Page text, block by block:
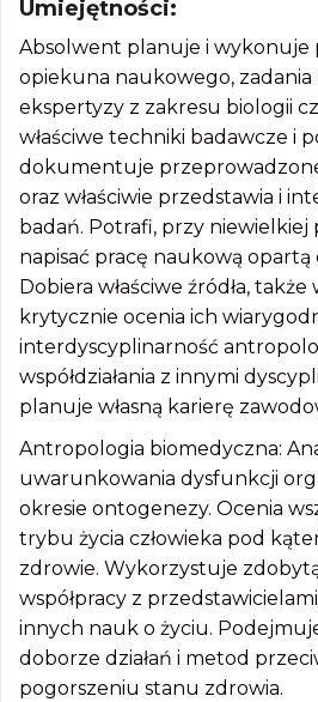
Umiejętności:
Absolwent planuje i wykonuje
opiekuna naukowego,
ekspertyzy z zakresu biologii
właściwe techniki badawcze i
dokumentuje
oraz właściwie przedstawia i
badań. Potrafi, przy niewielkiej
napisać pracę naukową opartą
Dobiera właściwe źródła,
krytycznie ocenia ich
interdyscyplinarność
współdziałania z innymi
planuje własną karierę
Antropologia biomedyczna:
uwarunkowania dysfunkcji
okresie ontogenezy. Ocenia
trybu życia człowieka pod
zdrowie. Wykorzystuje
współpracy z
innych nauk o życiu.
doborze działań i metod
pogorszeniu stanu zdrowia.